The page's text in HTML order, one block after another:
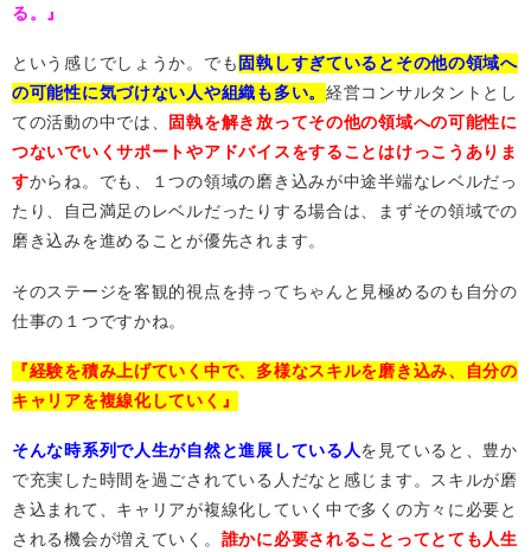
る。』
という感じでしょうか。でも 固執しすぎているとその他の領域へ
の可能性に気づけない人や組織も多い。 経営コンサルタントとし
ての活動の中では、 固執を解き放ってその他の領域への可能性に
つないでいくサポートやアドバイスをすることはけっこうありま
すからね。でも、１つの領域の磨き込みが中途半端なレベルだっ
たり、自己満足のレベルだったりする場合は、まずその領域での
磨き込みを進めることが優先されます。
そのステージを客観的視点を持ってちゃんと見極めるのも自分の
仕事の１つですかね。
『経験を積み上げていく中で、多様なスキルを磨き込み、自分の
キャリアを複線化していく』
そんな時系列で人生が自然と進展している人を見ていると、豊か
で充実した時間を過ごされている人だなと感じます。スキルが磨
き込まれて、キャリアが複線化していく中で多くの方々に必要と
される機会が増えていく。 誰かに必要されることってとても人生